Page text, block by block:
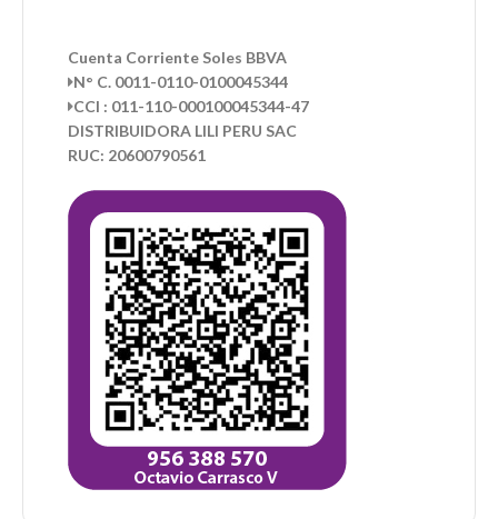
Cuenta Corriente Soles BBVA
N° C. 0011-0110-0100045344
CCI : 011-110-000100045344-47
DISTRIBUIDORA LILI PERU SAC
RUC: 20600790561